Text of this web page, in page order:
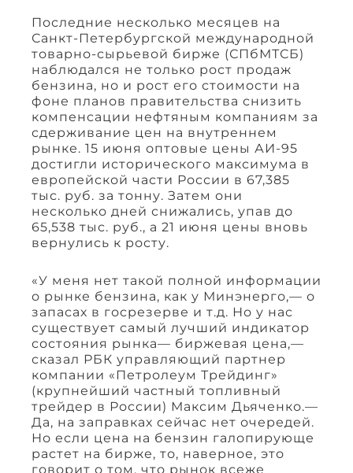
Последние несколько месяцев на
Санкт-Петербургской международной
товарно-сырьевой бирже (СПбМТСБ)
наблюдался не только рост продаж
бензина, но и рост его стоимости на
фоне планов правительства снизить
компенсации нефтяным компаниям за
сдерживание цен на внутреннем
рынке. 15 июня оптовые цены АИ-95
достигли исторического максимума в
европейской части России в 67,385
тыс. руб. за тонну. Затем они
несколько дней снижались, упав до
65,538 тыс. руб., а 21 июня цены вновь
вернулись к росту.
«У меня нет такой полной информации
о рынке бензина, как у Минэнерго,— о
запасах в госрезерве и т.д. Но у нас
существует самый лучший индикатор
состояния рынка— биржевая цена,—
сказал РБК управляющий партнер
компании «Петролеум Трейдинг»
(крупнейший частный топливный
трейдер в России) Максим Дьяченко.—
Да, на заправках сейчас нет очередей.
Но если цена на бензин галопирующе
растет на бирже, то, наверное, это
говорит о том, что рынок всеже